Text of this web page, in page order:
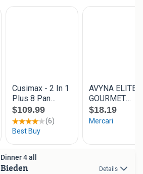
Dinner 4 all
Bieden Details